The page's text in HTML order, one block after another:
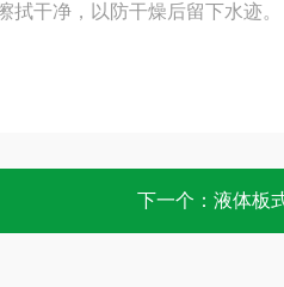
干净，以防干燥后留下水迹。
下一个： 液体板